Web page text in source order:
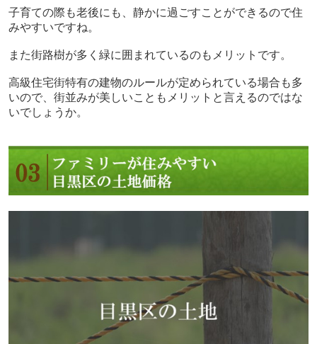
子育ての際も老後にも、静かに過ごすことができるので住
みやすいですね。
また街路樹が多く緑に囲まれているのもメリットです。
高級住宅街特有の建物のルールが定められている場合も多
いので、街並みが美しいこともメリットと言えるのではな
いでしょうか。